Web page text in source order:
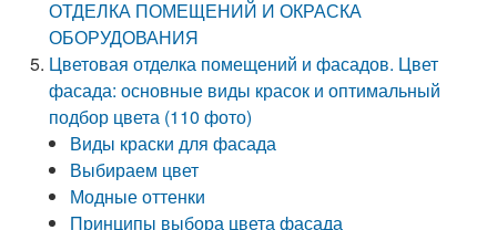
ОТДЕЛКА ПОМЕЩЕНИЙ И ОКРАСКА
ОБОРУДОВАНИЯ
Цветовая отделка помещений и фасадов. Цвет
фасада: основные виды красок и оптимальный
подбор цвета (110 фото)
Виды краски для фасада
Выбираем цвет
Модные оттенки
Принципы выбора цвета фасада